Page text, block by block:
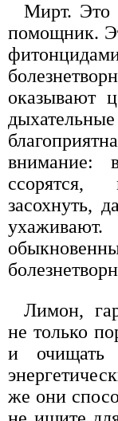
Мирт. Это
помощник.
оказывают
внимание:
засохнуть,
Лимон,
не только
и очищать
же они